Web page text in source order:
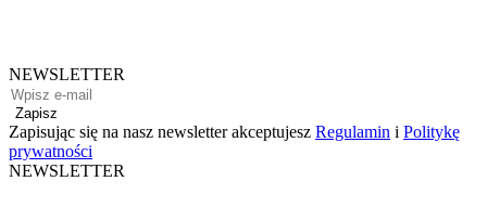
NEWSLETTER
Zapisz
Zapisując się na nasz newsletter akceptujesz Regulamin i Politykę
prywatności
NEWSLETTER